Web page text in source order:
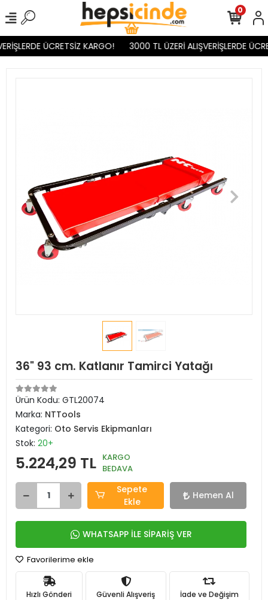
ÜCRETSİZ KARGO! 3000 TL ÜZERİ ALIŞVERİŞLERDE
0
36" 93 cm. Katlanır Tamirci Yatağı
Ürün Kodu: GTL20074
Marka: NTTools
Kategori: Oto Servis Ekipmanları
Stok: 20+
5.224,29 TL KARGO
BEDAVA
Sepete
Ekle
Hemen Al
WHATSAPP İLE SİPARİŞ VER
Favorilerime ekle
Hızlı Gönderi Güvenli Alışveriş İade ve Değişim